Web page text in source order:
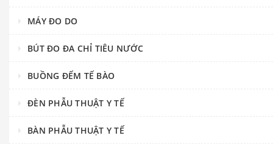
MÁY ĐO DO
BÚT ĐO ĐA CHỈ TIÊU NƯỚC
BUỒNG ĐẾM TẾ BÀO
ĐÈN PHẪU THUẬT Y TẾ
BÀN PHẪU THUẬT Y TẾ